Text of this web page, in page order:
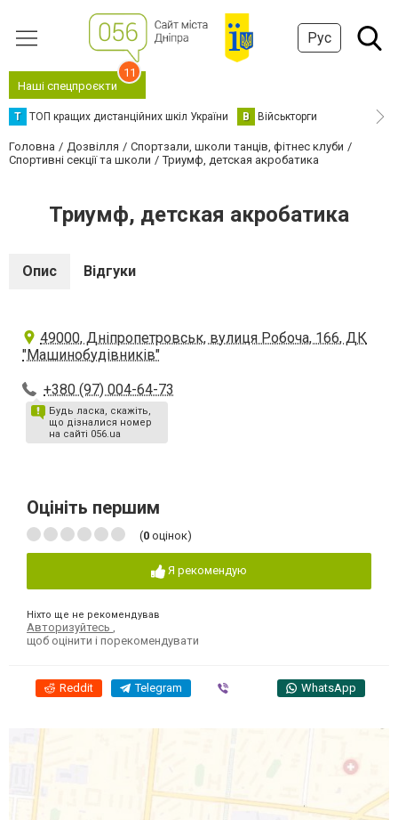
Рус
Наші спецпроєкти
11
Т ТОП кращих дистанційних шкіл України В Військторги
Головна Дозвілля
Спортзали, школи танців, фітнес клуби
Спортивні секції та школи
Триумф, детская акробатика
Триумф, детская акробатика
Опис Відгуки
49000, Дніпропетровськ, вулиця Робоча, 166, ДК
"Машинобудівників"
+380 (97) 004-64-73
Будь ласка, скажіть,
що дізналися номер
на сайті 056.ua
Оцініть першим
(0 оцінок)
Я рекомендую
Ніхто ще не рекомендував
Авторизуйтесь
щоб оцінити і порекомендувати
Reddit Telegram WhatsApp